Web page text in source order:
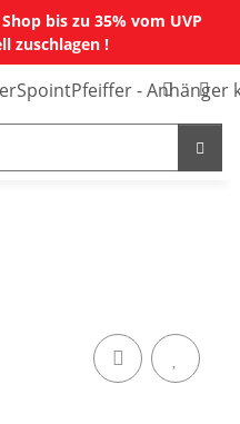
bis zu 35% vom UVP
zuschlagen !